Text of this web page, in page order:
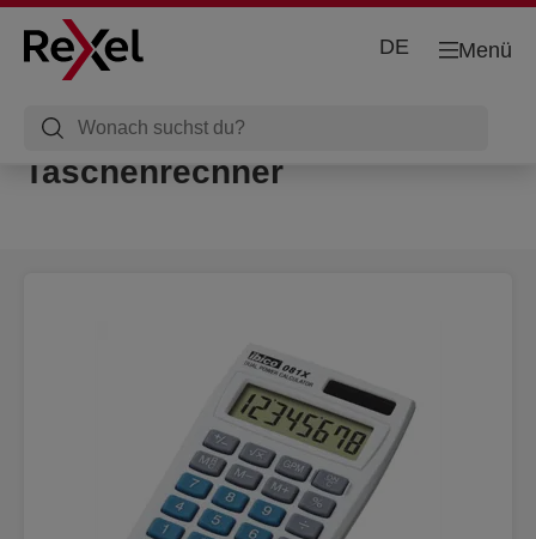
Menü
DE
Taschenrechner